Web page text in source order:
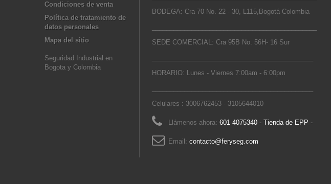
Condiciones de venta
Política de tratamiento de
datos personales
Mapa del sitio
Seguridad Industrial en
Bogota y Colombia
BODEGA: Cra 70 No. 22 - 30, L115,Bogotá Colombia
SEDE COMERCIAL: Cra 95B No. 56H- 16 Sur
HORARIO: Lunes - Viernes 7:00am - 6:00pm
Celulares : 3006762453 - 3105644010
Llámenos ahora: 601 4075340 - Tienda de EPP -
Email: contacto@feryseg.com